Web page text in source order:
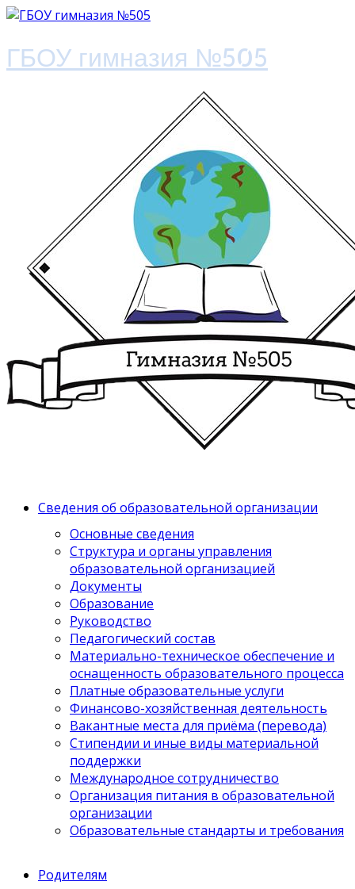
ГБОУ гимназия №505
Сведения об образовательной организации
Основные сведения
Структура и органы управления
образовательной организацией
Документы
Образование
Руководство
Педагогический состав
Материально-техническое обеспечение и
оснащенность образовательного процесса
Платные образовательные услуги
Финансово-хозяйственная деятельность
Вакантные места для приёма (перевода)
Стипендии и иные виды материальной
поддержки
Международное сотрудничество
Организация питания в образовательной
организации
Образовательные стандарты и требования
Родителям